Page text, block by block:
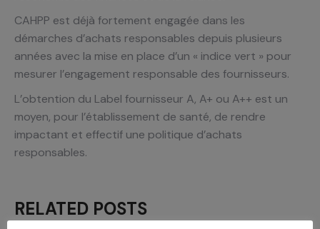
CAHPP est déjà fortement engagée dans les
démarches d’achats responsables depuis plusieurs
années avec la mise en place d’un « indice vert » pour
mesurer l’engagement responsable des fournisseurs.
L’obtention du Label fournisseur A, A+ ou A++ est un
moyen, pour l’établissement de santé, de rendre
impactant et effectif une politique d’achats
responsables.
RELATED POSTS